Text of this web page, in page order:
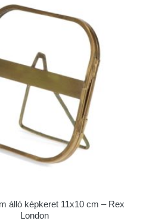
álló képkeret 11x10 cm – Rex
London